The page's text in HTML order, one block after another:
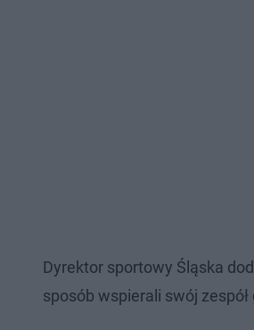
Dyrektor sportowy Śląska
sposób wspierali swój